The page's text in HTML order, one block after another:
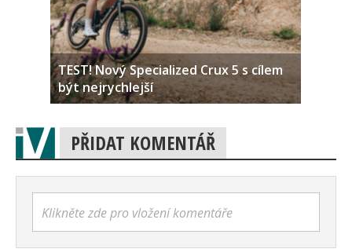
TEST! Nový Specialized Crux 5 s cílem
být nejrychlejší
PŘIDAT KOMENTÁŘ
Klikněte zde pro vložení komentáře